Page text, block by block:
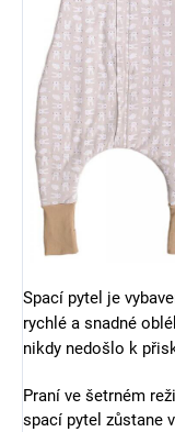
Spací pytel je
rychlé a snadné
nikdy nedošlo k
Praní ve šetrném
spací pytel zůstane